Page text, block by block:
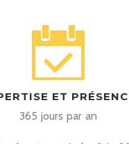
ET
365 jours par an